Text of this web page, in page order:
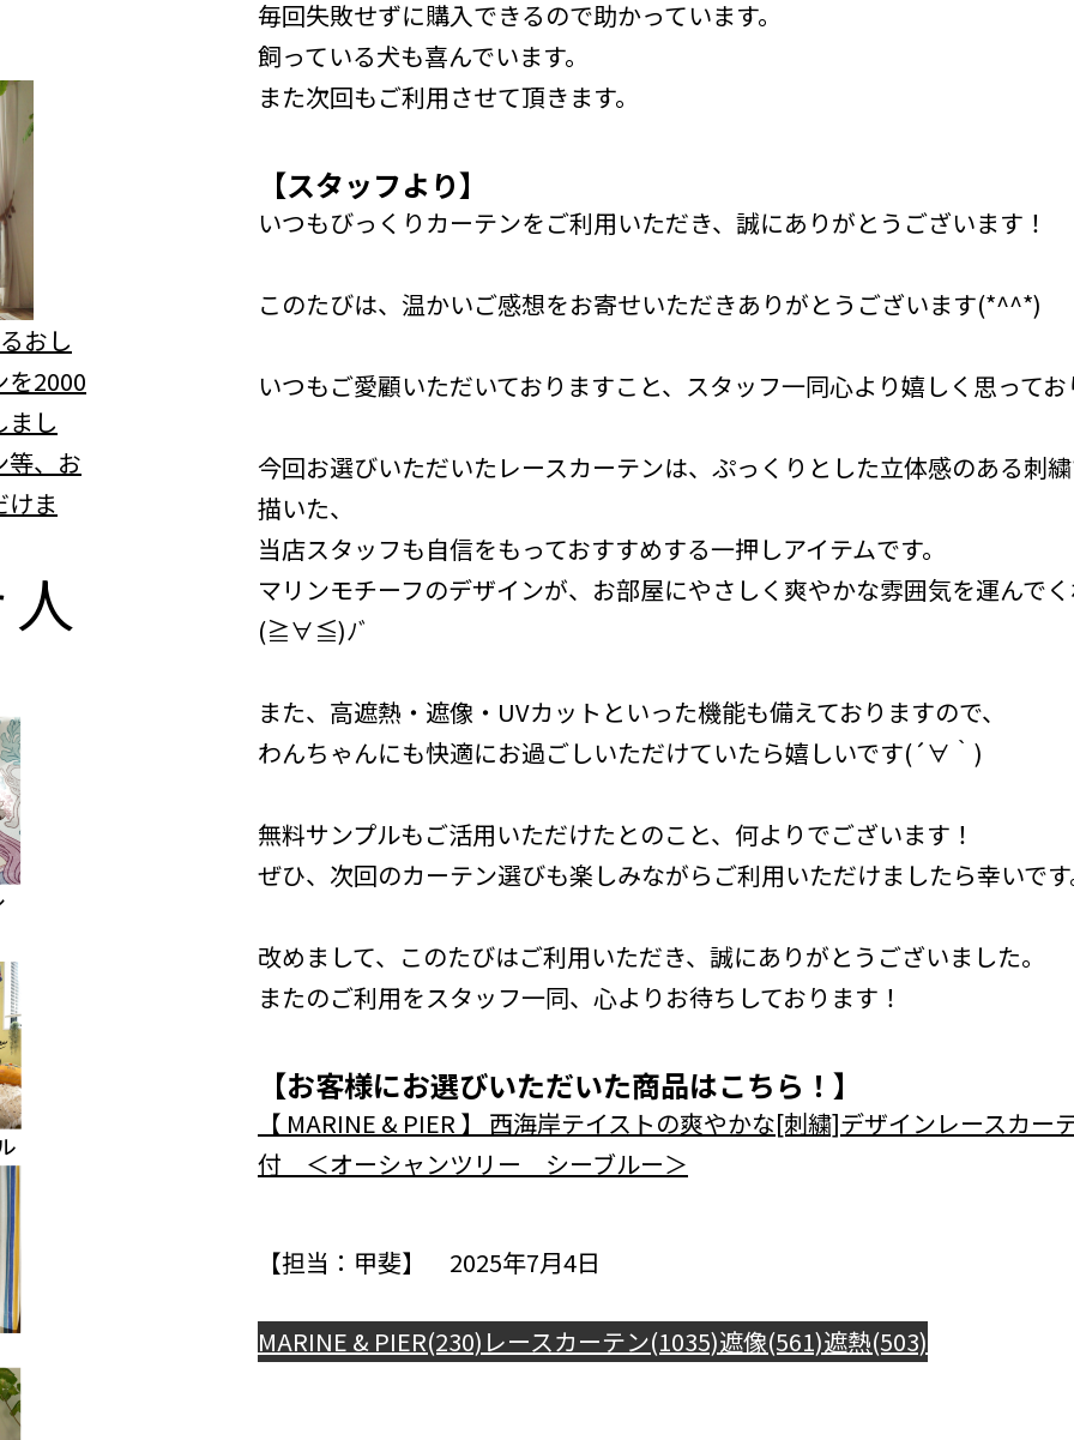
毎回失敗せずに購入できるので助かっています。
飼っている犬も喜んでいます。
また次回もご利用させて頂きます。
【スタッフより】
いつもびっくりカーテンをご利用いただき、誠にありがとうございます！
このたびは、温かいご感想をお寄せいただきありがとうございます(*^^*)
いつもご愛顧いただいておりますこと、スタッフ一同心より嬉しく思って
今回お選びいただいたレースカーテンは、ぷっくりとした立体感のある刺
描いた、
当店スタッフも自信をもっておすすめする一押しアイテムです。
マリンモチーフのデザインが、お部屋にやさしく爽やかな雰囲気を運んで
(≧∀≦)ﾉﾞ
また、高遮熱・遮像・UVカットといった機能も備えておりますので、
わんちゃんにも快適にお過ごしいただけていたら嬉しいです(´∀｀)
無料サンプルもご活用いただけたとのこと、何よりでございます！
ぜひ、次回のカーテン選びも楽しみながらご利用いただけましたら幸いで
改めまして、このたびはご利用いただき、誠にありがとうございました。
またのご利用をスタッフ一同、心よりお待ちしております！
【お客様にお選びいただいた商品はこちら！】
【 MARINE & PIER 】 西海岸テイストの爽やかな[刺繍]デザインレースカ
付 ＜オーシャンツリー シーブルー＞
【担当：甲斐】 2025年7月4日
MARINE & PIER(230) レースカーテン(1035)遮像(561)遮熱(503)
おし
を2000
まし
等、お
けま
人